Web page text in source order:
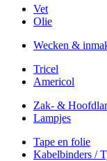
Vet
Olie
Wecken &
Tricel
Americol
Zak- &
Lampjes
Tape en folie
Kabelbinders /